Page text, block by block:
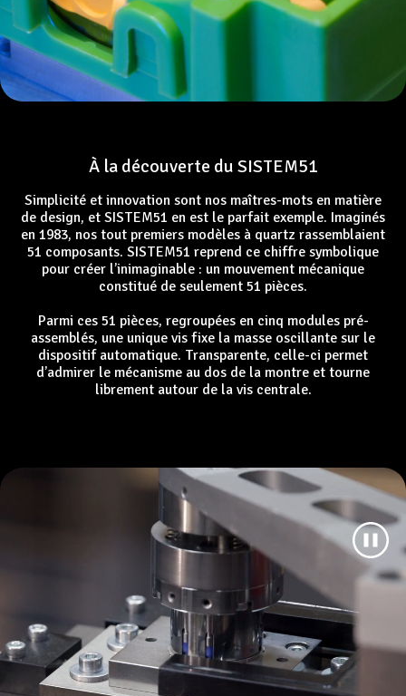
À la découverte du SISTEM51
Simplicité et innovation sont nos maîtres-mots en matière
de design, et SISTEM51 en est le parfait exemple. Imaginés
en 1983, nos tout premiers modèles à quartz rassemblaient
51 composants. SISTEM51 reprend ce chiffre symbolique
pour créer l’inimaginable : un mouvement mécanique
constitué de seulement 51 pièces.
Parmi ces 51 pièces, regroupées en cinq modules pré-
assemblés, une unique vis fixe la masse oscillante sur le
dispositif automatique. Transparente, celle-ci permet
d’admirer le mécanisme au dos de la montre et tourne
librement autour de la vis centrale.